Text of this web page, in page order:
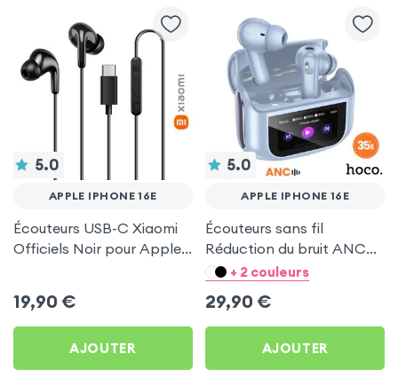
5.0
APPLE IPHONE 16E
Écouteurs USB-C Xiaomi
Officiels Noir pour Apple
19,90 €
AJOUTER
5.0
APPLE IPHONE 16E
Écouteurs sans fil
Réduction du bruit ANC
ENC - Hoco Bleu pour
+ 2 couleurs
29,90 €
AJOUTER